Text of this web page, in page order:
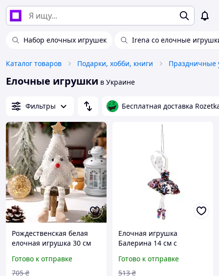
Набор елочных игрушек Irena co елочные
Каталог товаров Подарки, хобби, книги Праздничные
Елочные игрушки в Украине
Фильтры Бесплатная доставка
Рождественская белая
елочная игрушка 30 см
стильное украшение
праздника FLAME
Готово к отправке
705 ₴
Елочная игрушка
Балерина 14 см с
новогоднего декора
интерьера FLAME
Готово к отправке
513 ₴